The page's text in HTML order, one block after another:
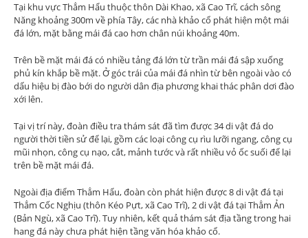
Tại khu vực Thẳm Hẩu thuộc thôn Dài Khao, xã Cao Trĩ, cách sông
Năng khoảng 300m về phía Tây, các nhà khảo cổ phát hiện một mái
đá lớn, mặt bằng mái đá cao hơn chân núi khoảng 40m.
Trên bề mặt mái đá có nhiều tảng đá lớn từ trần mái đá sập xuống
phủ kín khắp bề mặt. Ở góc trái của mái đá nhìn từ bên ngoài vào có
dấu hiệu bị đào bới do người dân địa phương khai thác phân dơi đào
xới lên.
Tại vị trí này, đoàn điều tra thám sát đã tìm được 34 di vật đá do
người thời tiền sử để lại, gồm các loại công cụ rìu lưỡi ngang, công cụ
mũi nhọn, công cụ nạo, cắt, mảnh tước và rất nhiều vỏ ốc suối để lại
trên bề mặt mái đá.
Ngoài địa điểm Thẳm Hẩu, đoàn còn phát hiện được 8 di vật đá tại
Thẳm Cốc Nghịu (thôn Kéo Pựt, xã Cao Trĩ), 2 di vật đá tại Thẳm Ản
(Bản Ngù, xã Cao Trĩ). Tuy nhiên, kết quả thám sát địa tầng trong hai
hang đá này chưa phát hiện tầng văn hóa khảo cổ.